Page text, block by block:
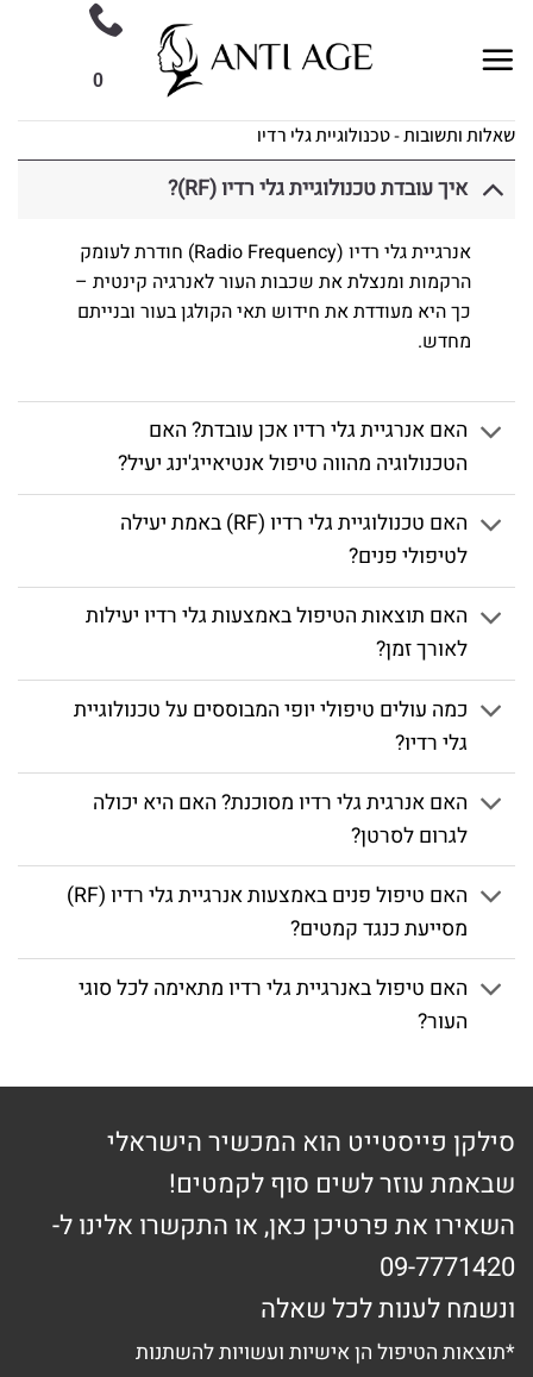
content
0
שאלות ותשובות - טכנולוגיית גלי רדיו
איך עובדת טכנולוגיית גלי רדיו (RF)?
אנרגיית גלי רדיו (Radio Frequency) חודרת לעומק
הרקמות ומנצלת את שכבות העור לאנרגיה קינטית –
כך היא מעודדת את חידוש תאי הקולגן בעור ובנייתם
מחדש.
האם אנרגיית גלי רדיו אכן עובדת? האם
הטכנולוגיה מהווה טיפול אנטיאייג'ינג יעיל?
האם טכנולוגיית גלי רדיו (RF) באמת יעילה
לטיפולי פנים?
האם תוצאות הטיפול באמצעות גלי רדיו יעילות
לאורך זמן?
כמה עולים טיפולי יופי המבוססים על טכנולוגיית
גלי רדיו?
האם אנרגית גלי רדיו מסוכנת? האם היא יכולה
לגרום לסרטן?
האם טיפול פנים באמצעות אנרגיית גלי רדיו (RF)
מסייעת כנגד קמטים?
האם טיפול באנרגיית גלי רדיו מתאימה לכל סוגי
העור?
סילקן פייסטייט הוא המכשיר הישראלי
שבאמת עוזר לשים סוף לקמטים!
השאירו את פרטיכן כאן, או התקשרו אלינו ל-
09-7771420
ונשמח לענות לכל שאלה
*תוצאות הטיפול הן אישיות ועשויות להשתנות